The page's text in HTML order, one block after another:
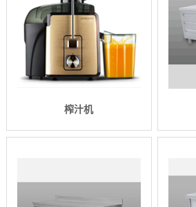
榨汁机